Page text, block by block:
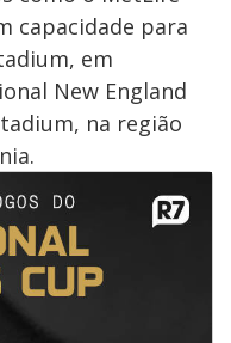
capacidade para
em
New England
na região